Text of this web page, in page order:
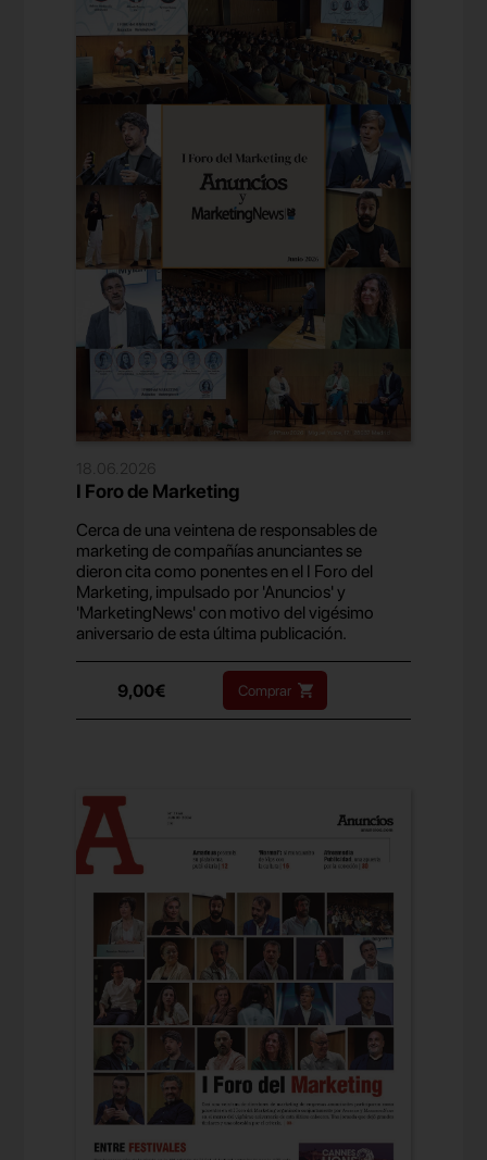
18.06.2026
I Foro de Marketing
Cerca de una veintena de responsables de
marketing de compañías anunciantes se
dieron cita como ponentes en el I Foro del
Marketing, impulsado por 'Anuncios' y
'MarketingNews' con motivo del vigésimo
aniversario de esta última publicación.
9,00€ Comprar